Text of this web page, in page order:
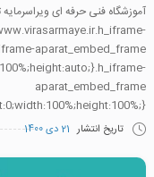
aparat_embed_frame
aparat_embed_frame
تاریخ انتشار 21 دی 1400